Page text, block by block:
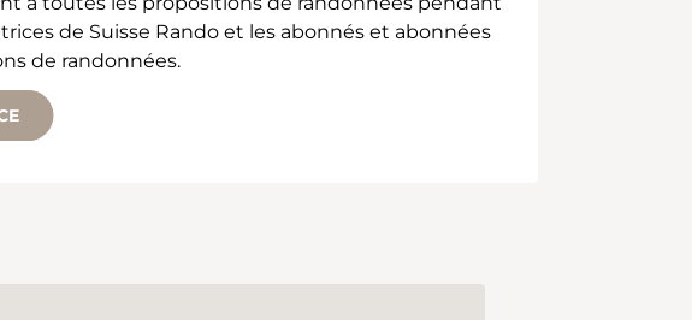
de Suisse Rando et les abonnés et abonnées
de randonnées.